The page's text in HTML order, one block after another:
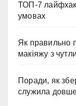
ТОП-7
умовах
Як правильно
макіяжу з
Поради, як
служила